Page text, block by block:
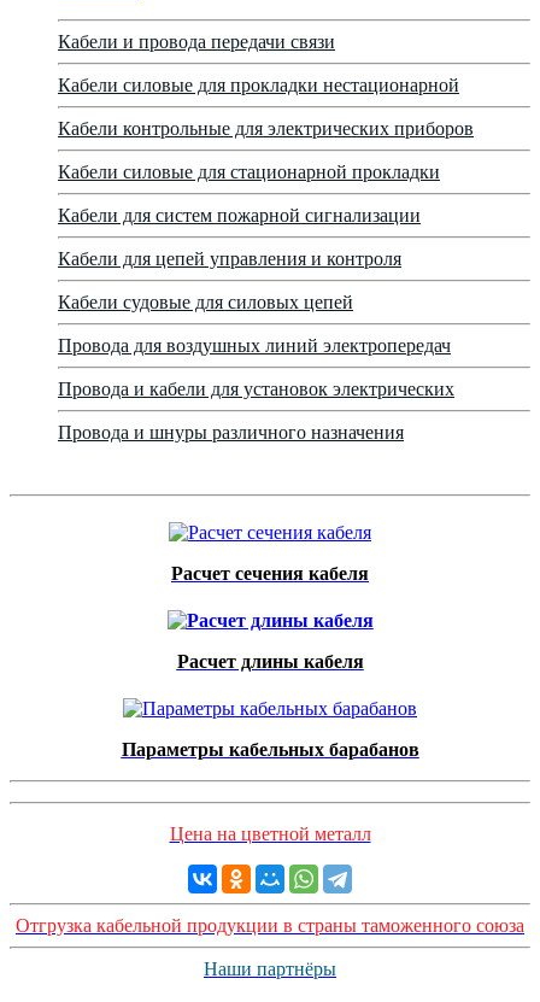
Кабели и провода передачи связи
Кабели силовые для прокладки нестационарной
Кабели контрольные для электрических приборов
Кабели силовые для стационарной прокладки
Кабели для систем пожарной сигнализации
Кабели для цепей управления и контроля
Кабели судовые для силовых цепей
Провода для воздушных линий электропередач
Провода и кабели для установок электрических
Провода и шнуры различного назначения
Расчет сечения кабеля
Расчет длины кабеля
Параметры кабельных барабанов
Цена на цветной металл
Отгрузка кабельной продукции в страны таможенного союза
Наши партнёры